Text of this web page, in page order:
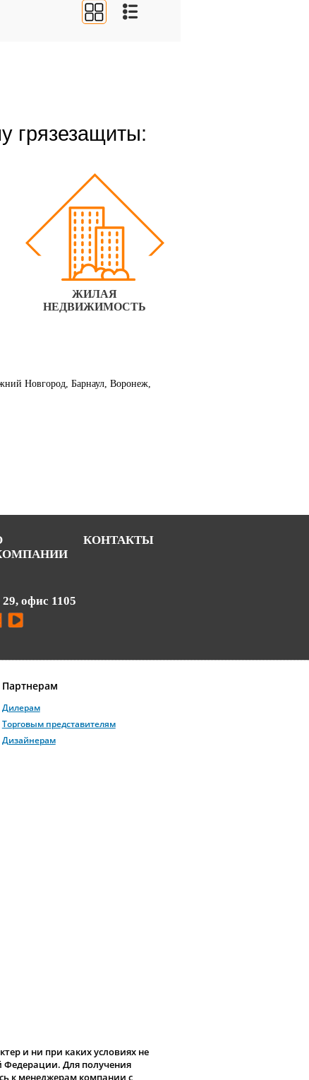
грязезащиты:
ЖИЛАЯ
НЕДВИЖИМОСТЬ
Новгород, Барнаул, Воронеж,
КОНТАКТЫ
офис 1105
Партнерам
Дилерам
Торговым представителям
Дизайнерам
и ни при каких условиях не
Федерации. Для получения
к менеджерам компании с